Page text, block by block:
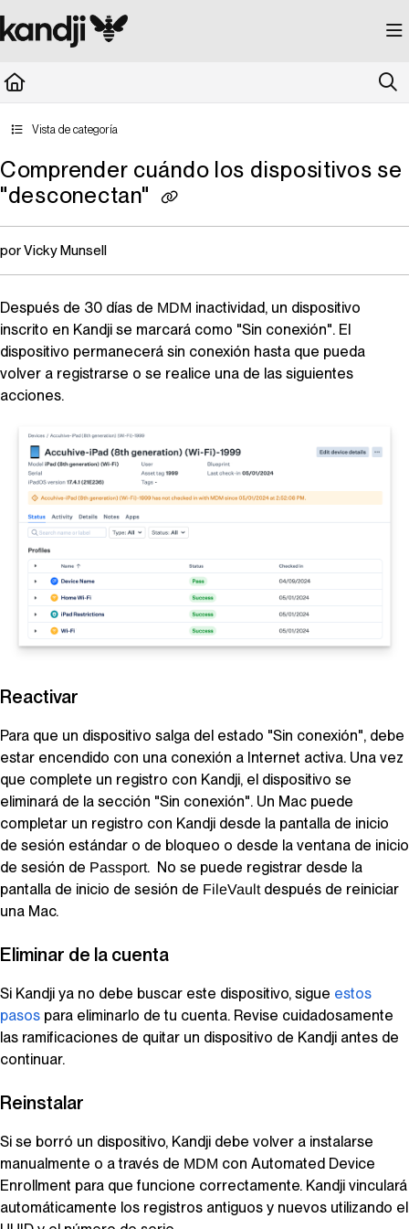
Documentation Index
Fetch the complete documentation index at: https://kandji.document360.io/
Vista de categoría
Comprender cuándo los dispositivos se
"desconectan"
por Vicky Munsell
Después de 30 días de MDM inactividad, un dispositivo
inscrito en Kandji se marcará como "Sin conexión". El
dispositivo permanecerá sin conexión hasta que pueda
volver a registrarse o se realice una de las siguientes
acciones.
Reactivar
Para que un dispositivo salga del estado "Sin conexión", debe
estar encendido con una conexión a Internet activa. Una vez
que complete un registro con Kandji, el dispositivo se
eliminará de la sección "Sin conexión". Un Mac puede
completar un registro con Kandji desde la pantalla de inicio
de sesión estándar o de bloqueo o desde la ventana de inicio
de sesión de Passport. No se puede registrar desde la
pantalla de inicio de sesión de FileVaultdespués de reiniciar
una Mac.
Eliminar de la cuenta
Si Kandji ya no debe buscar este dispositivo, sigue estos
pasos para eliminarlo de tu cuenta. Revise cuidadosamente
las ramificaciones de quitar un dispositivo de Kandji antes de
continuar.
Reinstalar
Si se borró un dispositivo, Kandji debe volver a instalarse
manualmente o a través de MDM con Automated Device
Enrollment para que funcione correctamente. Kandji vinculará
automáticamente los registros antiguos y nuevos utilizando el